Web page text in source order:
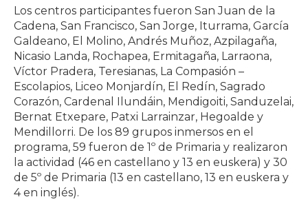
Los centros participantes fueron San Juan de la
Cadena, San Francisco, San Jorge, Iturrama, García
Galdeano, El Molino, Andrés Muñoz, Azpilagaña,
Nicasio Landa, Rochapea, Ermitagaña, Larraona,
Víctor Pradera, Teresianas, La Compasión –
Escolapios, Liceo Monjardín, El Redín, Sagrado
Corazón, Cardenal Ilundáin, Mendigoiti, Sanduzelai,
Bernat Etxepare, Patxi Larrainzar, Hegoalde y
Mendillorri. De los 89 grupos inmersos en el
programa, 59 fueron de 1º de Primaria y realizaron
la actividad (46 en castellano y 13 en euskera) y 30
de 5º de Primaria (13 en castellano, 13 en euskera y
4 en inglés).